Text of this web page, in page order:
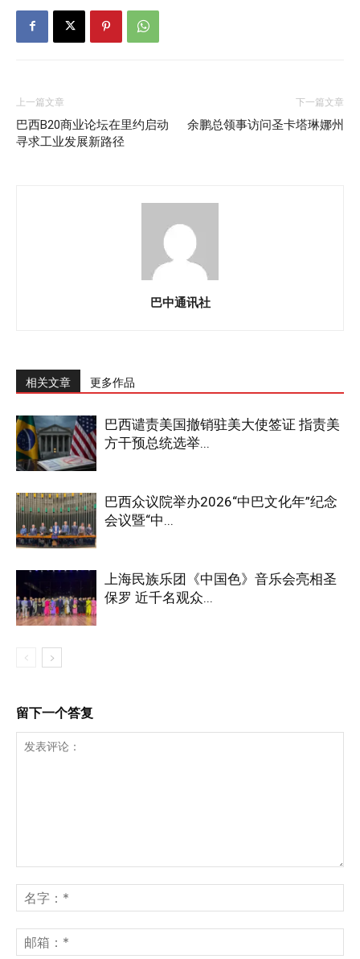
上一篇文章
巴西B20商业论坛在里约启动
寻求工业发展新路径
下一篇文章
余鹏总领事访问圣卡塔琳娜州
巴中通讯社
相关文章 更多作品
巴西谴责美国撤销驻美大使签证 指责美
方干预总统选举...
巴西众议院举办2026“中巴文化年”纪念
会议暨“中...
上海民族乐团《中国色》音乐会亮相圣
保罗 近千名观众...
留下一个答复